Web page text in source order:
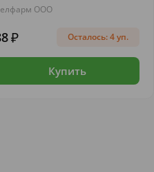
ООО
Осталось: 4 уп.
Купить